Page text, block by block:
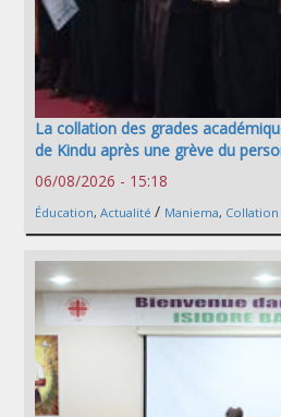
La collation des grades
de Kindu après une grève du
06/08/2026 - 15:18
Éducation, Actualité / Maniema, Collation